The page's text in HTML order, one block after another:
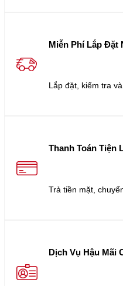
Miễn Phí Lắp Đặt
Lắp đặt, kiểm tra
Thanh Toán Tiện
Trả tiền mặt,
Dịch Vụ Hậu Mãi